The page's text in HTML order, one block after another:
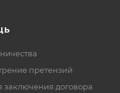
претензий
договора